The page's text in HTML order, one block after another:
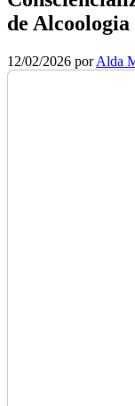
de Alcoologia
12/02/2026 porAlda